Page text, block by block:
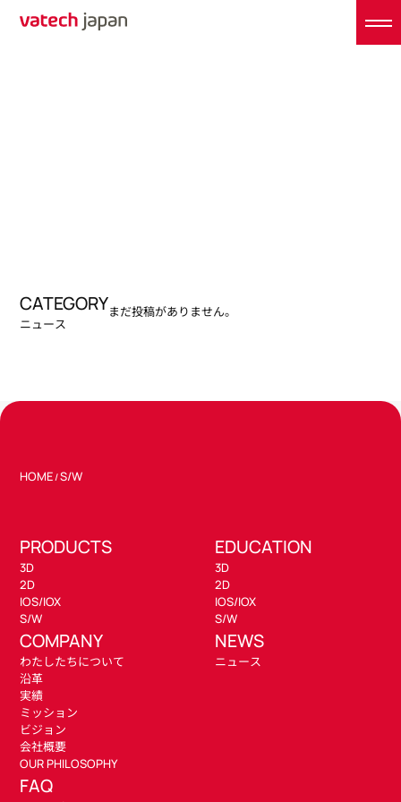
CATEGORY
ニュース
まだ投稿がありません。
HOME/S/W
PRODUCTS
3D
2D
IOS/IOX
S/W
EDUCATION
3D
2D
IOS/IOX
S/W
COMPANY
わたしたちについて
沿革
実績
ミッション
ビジョン
会社概要
OUR PHILOSOPHY
NEWS
ニュース
FAQ